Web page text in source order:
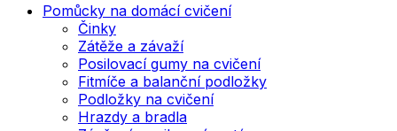
Pomůcky na domácí cvičení
Činky
Zátěže a závaží
Posilovací gumy na cvičení
Fitmíče a balanční podložky
Podložky na cvičení
Hrazdy a bradla